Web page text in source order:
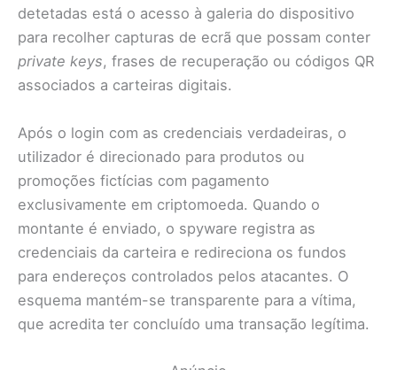
detetadas está o acesso à galeria do dispositivo
para recolher capturas de ecrã que possam conter
private keys, frases de recuperação ou códigos QR
associados a carteiras digitais.
Após o login com as credenciais verdadeiras, o
utilizador é direcionado para produtos ou
promoções fictícias com pagamento
exclusivamente em criptomoeda. Quando o
montante é enviado, o spyware registra as
credenciais da carteira e redireciona os fundos
para endereços controlados pelos atacantes. O
esquema mantém-se transparente para a vítima,
que acredita ter concluído uma transação legítima.